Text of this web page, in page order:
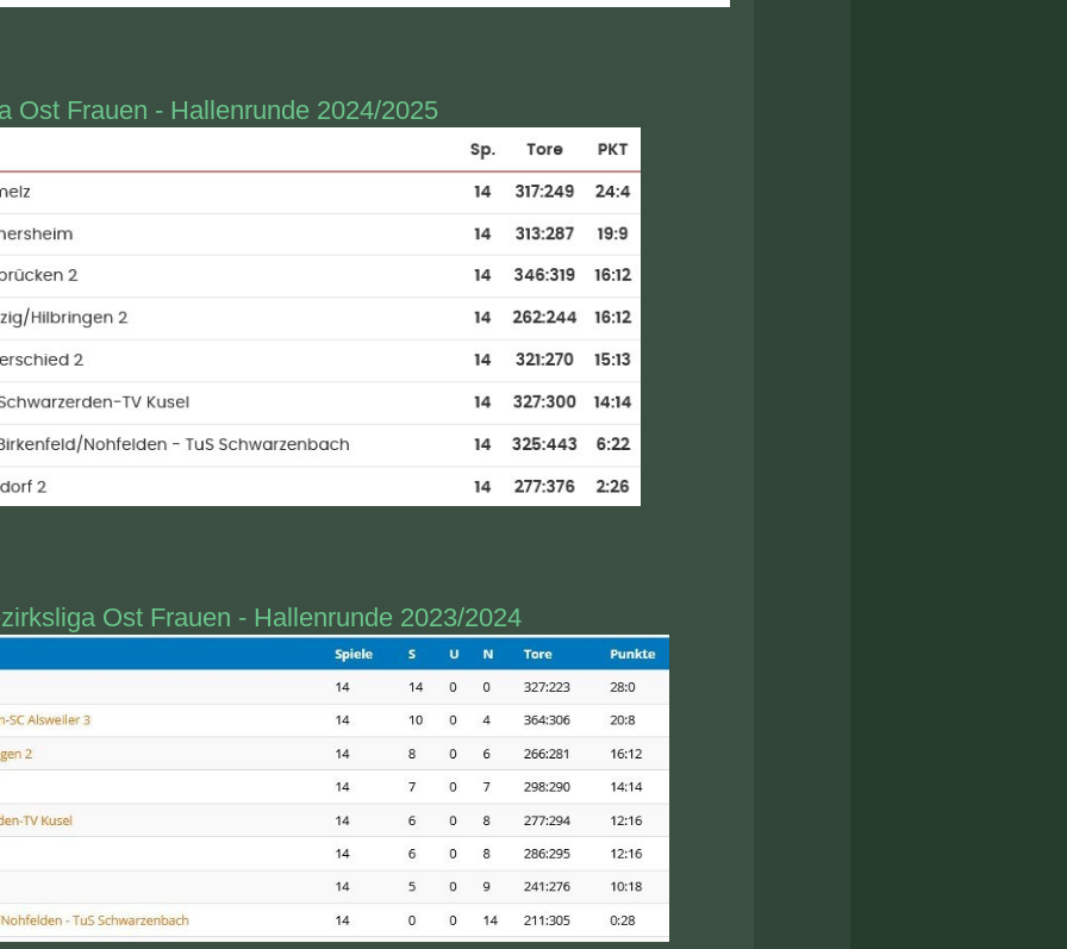
Ost Frauen - Hallenrunde 2024/2025
Ost Frauen - Hallenrunde 2023/2024